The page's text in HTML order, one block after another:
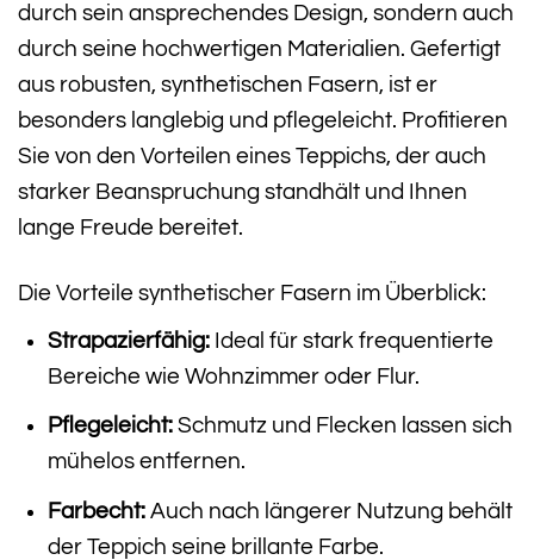
durch sein ansprechendes Design, sondern auch
durch seine hochwertigen Materialien. Gefertigt
aus robusten, synthetischen Fasern, ist er
besonders langlebig und pflegeleicht. Profitieren
Sie von den Vorteilen eines Teppichs, der auch
starker Beanspruchung standhält und Ihnen
lange Freude bereitet.
Die Vorteile synthetischer Fasern im Überblick:
Strapazierfähig:Ideal für stark frequentierte
Bereiche wie Wohnzimmer oder Flur.
Pflegeleicht:Schmutz und Flecken lassen sich
mühelos entfernen.
Farbecht:Auch nach längerer Nutzung behält
der Teppich seine brillante Farbe.